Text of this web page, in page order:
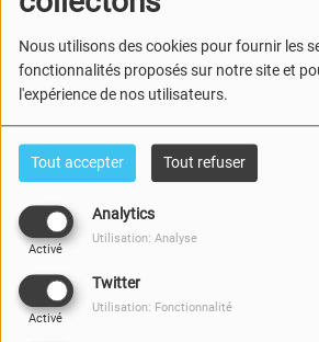
Nous utilisons des cookies pour fournir les
fonctionnalités proposés sur notre site et
l'expérience de nos utilisateurs.
Tout accepter Tout refuser
Analytics
Activé
Utilisation: Analyse
Twitter
Activé
Utilisation: Fonctionnalité